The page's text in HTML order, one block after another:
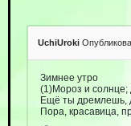
UchiUroki
Зимнее утро
(1)Мороз и солнце;
Ещё ты дремлешь,
Пора, красавица,